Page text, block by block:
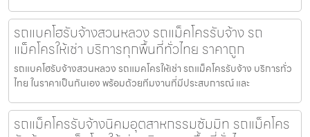
รถแบคโฮรับจ้างสวนหลวง รถแม็คโครรับจ้าง รถ
แม็คโครให้เช่า บริการทุกพื้นที่ทั่วไทย ราคาถูก
รถแบคโฮรับจ้างสวนหลวง รถแมคโครให้เช่า รถแม็คโครรับจ้าง บริการทั่ว
ไทย ในราคาเป็นกันเอง พร้อมด้วยทีมงานที่มีประสบการณ์ และ
รถแม็คโครรับจ้างนิคมอุตสาหกรรมซัมมิท รถแม็คโคร